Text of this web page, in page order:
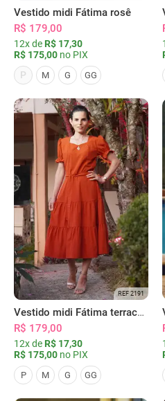
Vestido midi Fátima rosê
R$ 179,00
12x de R$ 17,30
R$ 175,00 no PIX
P
M G GG
REF 2191
Vestido midi Fátima terracota
R$ 179,00
12x de R$ 17,30
R$ 175,00 no PIX
P M G GG